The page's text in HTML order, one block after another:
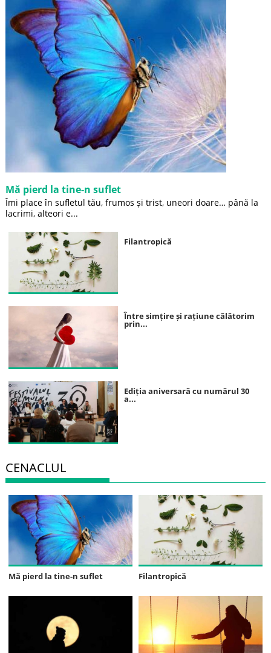
Mă pierd la tine-n suflet
Îmi place în sufletul tău, frumos și trist, uneori doare… până la
lacrimi, alteori e...
Filantropică
Între simțire și rațiune călătorim
prin...
Ediția aniversară cu numărul 30
a...
CENACLUL
Mă pierd la tine-n suflet Filantropică